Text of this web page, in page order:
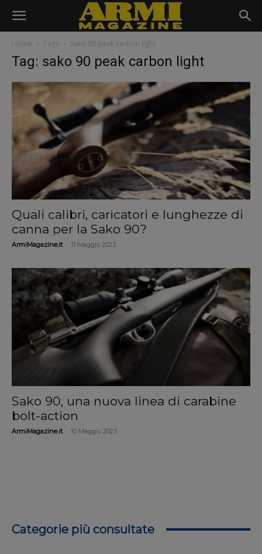
Home Tags Sako 90 peak carbon light
Tag: sako 90 peak carbon light
Quali calibri, caricatori e lunghezze di
canna per la Sako 90?
ArmiMagazine.it 11 Maggio 2023
Sako 90, una nuova linea di carabine
bolt-action
ArmiMagazine.it 10 Maggio 2023
Categorie più consultate